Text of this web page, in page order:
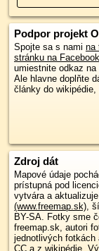
Podpor projekt
Spojte sa s nami na
stránku na
umiestnite odkaz
Ale hlavne doplňte
články do wikipédie,
Zdroj dát
Mapové údaje
prístupná pod
vytvára a aktualizuje
(www.freemap.sk) ,
BY-SA. Fotky sme
freemap.sk, autori
jednotlivých
CC a z wikipédie.